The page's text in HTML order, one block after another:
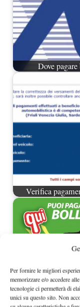
Per fornire le migliori
memorizzare e/o accedere
tecnologie ci permetterà di
unici su questo sito. Non
Dove
Verifica